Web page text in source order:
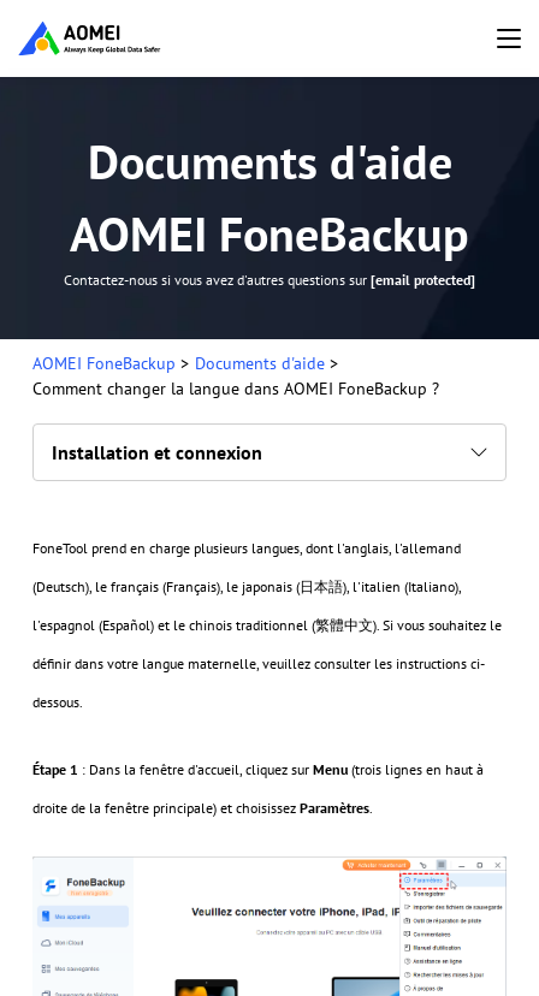
Documents d'aide
AOMEI FoneBackup
Contactez-nous si vous avez d'autres questions sur [email protected]
Installation et connexion
AOMEI FoneBackup > Documents d'aide>
Comment changer la langue dans AOMEI FoneBackup ?
FoneTool prend en charge plusieurs langues, dont l'anglais, l'allemand
(Deutsch), le français (Français), le japonais (日本語), l'italien (Italiano),
l'espagnol (Español) et le chinois traditionnel (繁體中文). Si vous souhaitez le
définir dans votre langue maternelle, veuillez consulter les instructions ci-
dessous.
Étape 1 : Dans la fenêtre d'accueil, cliquez sur Menu(trois lignes en haut à
droite de la fenêtre principale) et choisissez Paramètres.